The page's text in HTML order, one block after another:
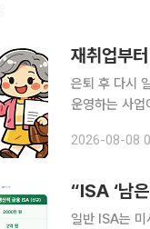
재취업부
은퇴 후 다시
운영하는 사업
리사업이 출
2026-08-08
“ISA ‘남
일반 ISA는 미